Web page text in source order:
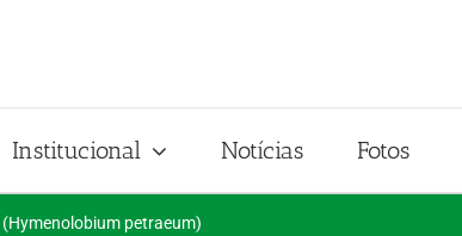
Institucional Notícias Fotos
petraeum)